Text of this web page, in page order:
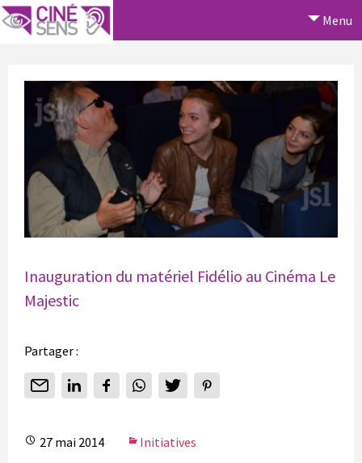
Menu
Inauguration du matériel Fidélio au Cinéma Le
Majestic
Partager :
27 mai 2014 Initiatives